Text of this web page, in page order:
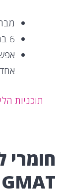
6 בחינות דמה
תוכניות
חומרי
GMAT חינם